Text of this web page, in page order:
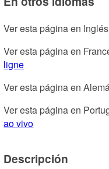
Ver esta página en
Ver esta página en
ligne
Ver esta página en
Ver esta página en
ao vivo
Descripción